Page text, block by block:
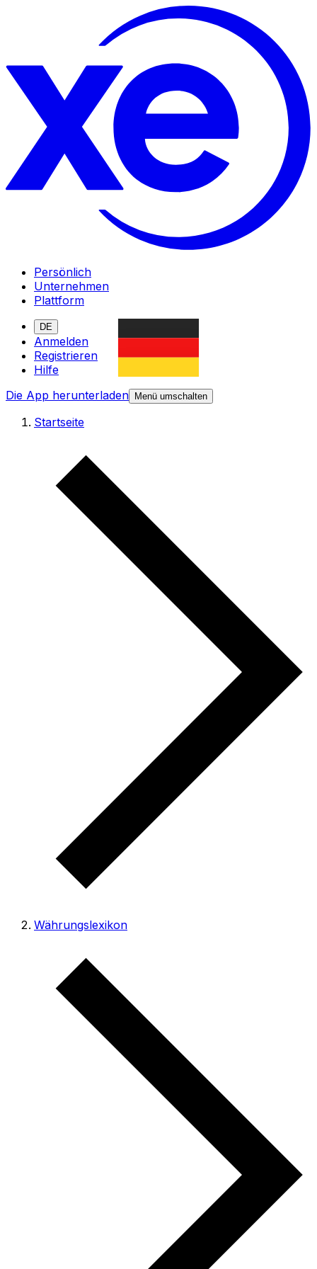
Persönlich
Unternehmen
Plattform
DE
Anmelden
Registrieren
Hilfe
Die App herunterladen
Menü umschalten
Startseite
Währungslexikon